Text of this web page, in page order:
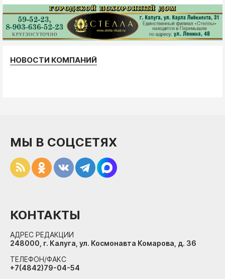
НОВОСТИ КОМПАНИЙ
МЫ В СОЦСЕТЯХ
КОНТАКТЫ
АДРЕС РЕДАКЦИИ
248000, г. Калуга, ул. Космонавта Комарова, д. 36
ТЕЛЕФОН/ФАКС
+7(4842)79-04-54